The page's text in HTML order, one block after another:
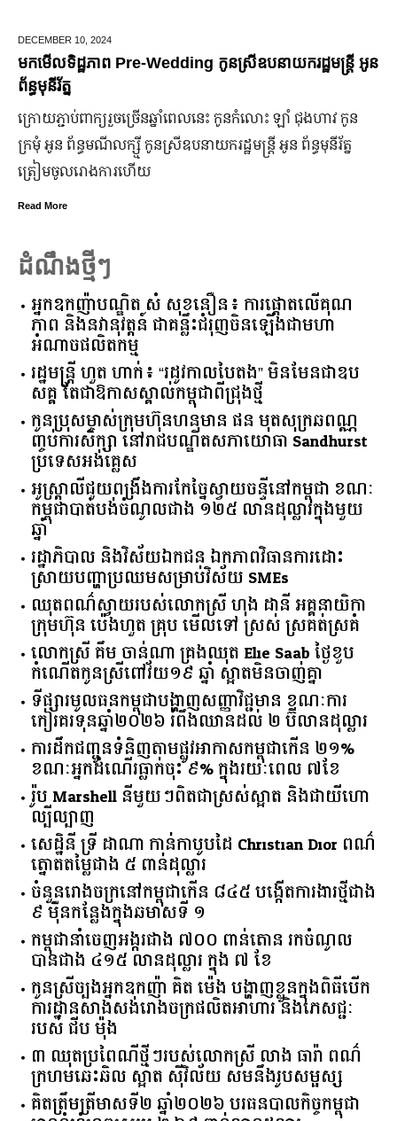
10,2024
មើលទិដ្ឋភាព Pre-Wedding កូនស្រីឧបនាយករដ្ឋមន្រ្តី អូន
ធមុនីរ័ត្ន
ោយ​ភ្ជាប់​ពាក្យ​រួច​ច្រើន​ឆ្នាំ​ពេលនេះ កូនកំលោះ ឡាំ ជុងហាវ កូន
មុំ អូន ព័ន្ធមណីលក្ស្មី កូនស្រី​ឧបនាយករដ្ឋមន្ត្រី អូន ព័ន្ធមុនីរ័ត្ន
ៀម​ចូល​រោងការ​ហើយ
More
ម
ដំណឹងថ្មីៗ
អ្នកឧកញ៉ាបណ្ឌិត សំ សុខនឿន៖ ការផ្តោតលើគុណ
ភាព និងនវានុវត្តន៍ ជាគន្លឹះជំរុញចិនឡើងជាមហា
អំណាចផលិតកម្ម
រដ្ឋមន្ត្រី ហួត ហាក់៖ “រដូវកាលបៃតង” មិនមែនជាឧប
សគ្គ តែជាឱកាសស្គាល់កម្ពុជាពីជ្រុងថ្មី
កូនប្រុសម្ចាស់ក្រុមហ៊ុនហនុមាន ផន មុតសុក្រឆពណ្ណ
ញ្ចប់ការសិក្សា នៅរាជបណ្ឌិតសភាយោធា Sandhurst
ប្រទេសអង់គ្លេស
អូស្ត្រាលី​ជួយ​ពង្រឹង​ការ​កែច្នៃ​ស្វាយចន្ទី​នៅ​កម្ពុជា​ ​ខណៈ​
កម្ពុជា​បាត់បង់​ចំណូល​ជាង​ ​១២៥​ ​លាន​ដុល្លារ​ក្នុង​មួយ​
ឆ្នាំ​
រដ្ឋាភិបាល​ ​និង​វិស័យ​ឯកជន ​ឯកភាព​វិធានការ​ដោះ
ស្រាយ​បញ្ហា​ប្រឈម​​សម្រាប់​វិស័យ​ ​SMEs​
ឈុតពណ៌ស្វាយរបស់លោកស្រី ហុង ដានី អគ្គ​នាយិកា​
ក្រុមហ៊ុន ប៉េងហួត គ្រុប មើលទៅ ស្រស់ ស្រគត់ស្រគំ
លោកស្រី គឹម ចាន់ណា គ្រងឈុត Elie Saab ថ្ងៃខួប
កំណើតកូនស្រីពៅវ័យ១៩ ឆ្នាំ ស្អាតមិនចាញ់គ្នា
ទីផ្សារ​មូលធន​កម្ពុជា​បង្ហាញ​សញ្ញា​វិជ្ជមាន​ ​ខណៈ​ការ​
កៀរគរ​ទុន​ឆ្នាំ​២០២៦​ ​រំពឹង​ឈានដល់​ ​២​ ​ប៊ីលាន​ដុល្លារ​
ការដឹកជញ្ជូនទំនិញតាមផ្លូវអាកាសកម្ពុជាកើន ២១%
ខណៈអ្នកដំណើរធ្លាក់ចុះ ៩% ក្នុងរយៈពេល ៧ខែ
រ៉ូប Marshell នីមួយៗពិតជាស្រស់ស្អាត និងជាយីហោ
ល្បីល្បាញ
សេដ្ឋិនី ទ្រី ដាណា កាន់កាបូបដៃ Christian Dior ពណ៌
ត្នោតតម្លៃជាង ៥ ពាន់ដុល្លារ
ចំនួន​រោងចក្រ​នៅ​កម្ពុជា​កើន​ ​៨៤៥​ ​បង្កើត​ការងារ​ថ្មី​ជាង​
​៩​ ​ម៉ឺន​កន្លែង​ក្នុង​ឆមាស​ទី ​១​
កម្ពុជានាំចេញអង្ករជាង ៧០០ ពាន់តោន រកចំណូល
បានជាង ៤១៥ លានដុល្លារ ក្នុង ៧ ខែ
កូនស្រីច្បងអ្នកឧកញ៉ា គិត ម៉េង បង្ហាញខ្លួនក្នុងពិធីបើក
ការដ្ឋានសាងសង់រោងចក្រផលិតអាហារ និងភេសជ្ជៈ
របស់ ជីប ម៉ុង
៣ ឈុតប្រពៃណីថ្មីៗរបស់លោកស្រី លាង ធារ៉ា ពណ៌
ក្រហមឆេះឆិល ស្អាត ​ស៊ីវិល័យ សមនឹងរូបសម្ផស្ស
គិត​ត្រឹមត្រីមាស​ទី​២​ ​ឆ្នាំ​២០២៦​ បរធន​បាលកិច្ច​កម្ពុជា​ ​